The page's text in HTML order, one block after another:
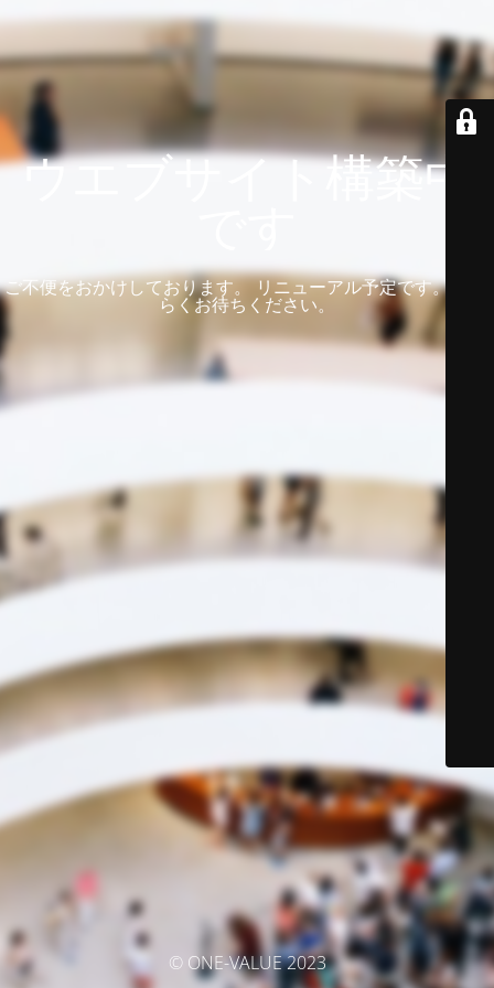
ウエブサイト構築中
ご不便をおかけしております。 リニューアル予定です。 しば
らくお待ちください。
© ONE-VALUE 2023